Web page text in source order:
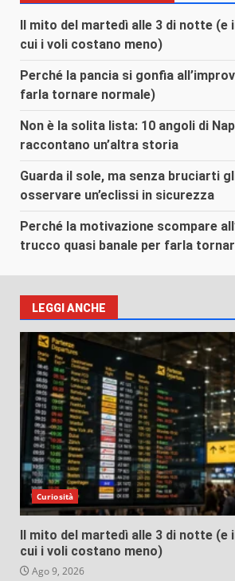
Il mito del martedì alle 3 di notte
cui i voli costano meno)
Perché la pancia si gonfia
farla tornare normale)
Non è la solita lista: 10 angoli di
raccontano un’altra storia
Guarda il sole, ma senza bruciarti
osservare un’eclissi in sicurezza
Perché la motivazione scompare
trucco quasi banale per farla
LEGGI ANCHE
Curiosità
Il mito del martedì alle 3 di notte
cui i voli costano meno)
Ago 9, 2026